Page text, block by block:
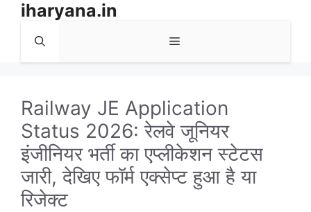
Skip
content
iharyana.in
Menu
Railway JE Application
Status 2026: रेलवे जूनियर
इंजीनियर भर्ती का एप्लीकेशन स्टेटस
जारी, देखिए फॉर्म एक्सेप्ट हुआ है या
रिजेक्ट